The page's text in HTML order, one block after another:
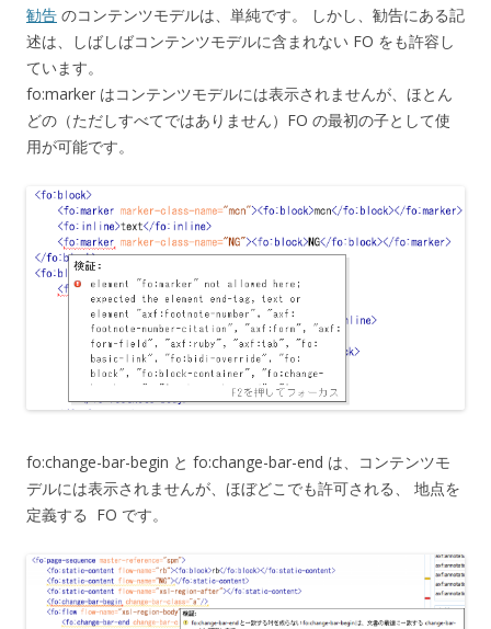
勧告 のコンテンツモデルは、単純です。 しかし、勧告にある記
述は、しばしばコンテンツモデルに含まれない FO をも許容し
ています。
fo:marker はコンテンツモデルには表示されませんが、ほとん
どの（ただしすべてではありません）FO の最初の子として使
用が可能です。
fo:change-bar-begin と fo:change-bar-end は、コンテンツモ
デルには表示されませんが、ほぼどこでも許可される、 地点を
定義する FO です。